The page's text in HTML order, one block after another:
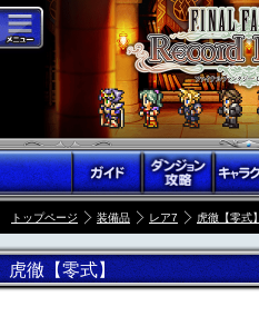
トップページ 装備品 レア7 虎徹【零式】
虎徹【零式】